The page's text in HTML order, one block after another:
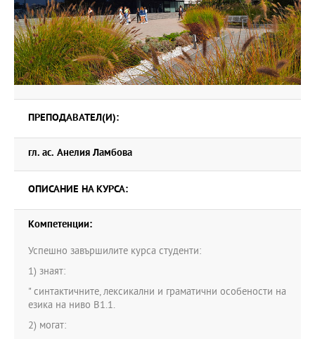
ПРЕПОДАВАТЕЛ(И):
гл. ас. Анелия Ламбова
ОПИСАНИЕ НА КУРСА:
Компетенции:
Успешно завършилите курса студенти:
1) знаят:
" синтактичните, лексикални и граматични особености на
езика на ниво B1.1.
2) могат: